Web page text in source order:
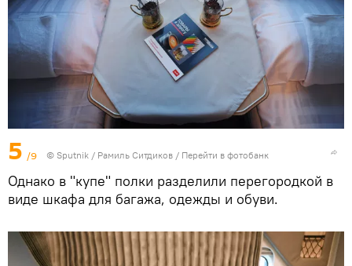
5 /9 © Sputnik / Рамиль Ситдиков / Перейти в фотобанк
Однако в "купе" полки разделили перегородкой в
виде шкафа для багажа, одежды и обуви.